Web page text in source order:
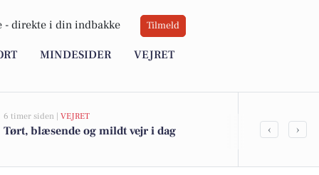
- direkte i din indbakke Tilmeld
MINDESIDER VEJRET
6 timer siden | VEJRET
Tørt, blæsende og mildt vejr i dag
Top 6 over
‹ ›